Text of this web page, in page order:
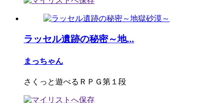
ラッセル遺跡の秘密～地...
まっちゃん
さくっと遊べるＲＰＧ第１段